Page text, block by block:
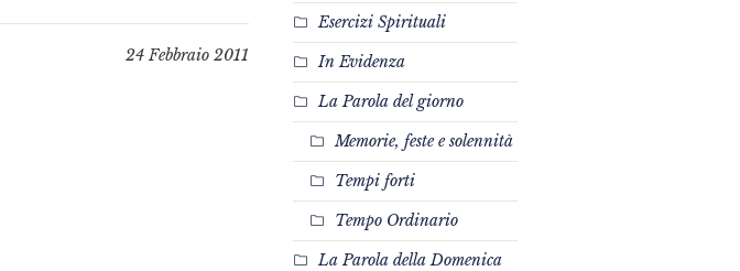
24 Febbraio 2011
Esercizi Spirituali
In Evidenza
La Parola del giorno
Memorie, feste e solennità
Tempi forti
Tempo Ordinario
La Parola della Domenica